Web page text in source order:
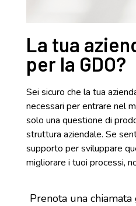
La tua
per la GDO?
Sei sicuro che la tua
necessari per entrare nel
solo una questione di
struttura aziendale. Se
supporto per sviluppare
migliorare i tuoi processi,
Prenota una